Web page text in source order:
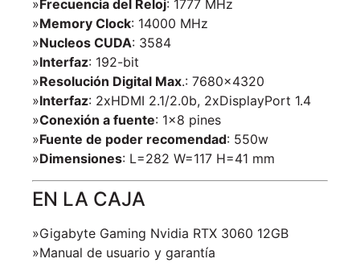
»Frecuencia del Reloj: 1777 MHz
»Memory Clock: 14000 MHz
»Nucleos CUDA: 3584
»Interfaz: 192-bit
»Resolución Digital Max.: 7680×4320
»Interfaz: 2xHDMI 2.1/2.0b, 2xDisplayPort 1.4
»Conexión a fuente: 1×8 pines
»Fuente de poder recomendad: 550w
»Dimensiones: L=282 W=117 H=41 mm
EN LA CAJA
»Gigabyte Gaming Nvidia RTX 3060 12GB
»Manual de usuario y garantía